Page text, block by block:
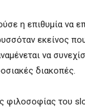
η επιθυμία να
εκείνος
να
διακοπές.
φιλοσοφίας του